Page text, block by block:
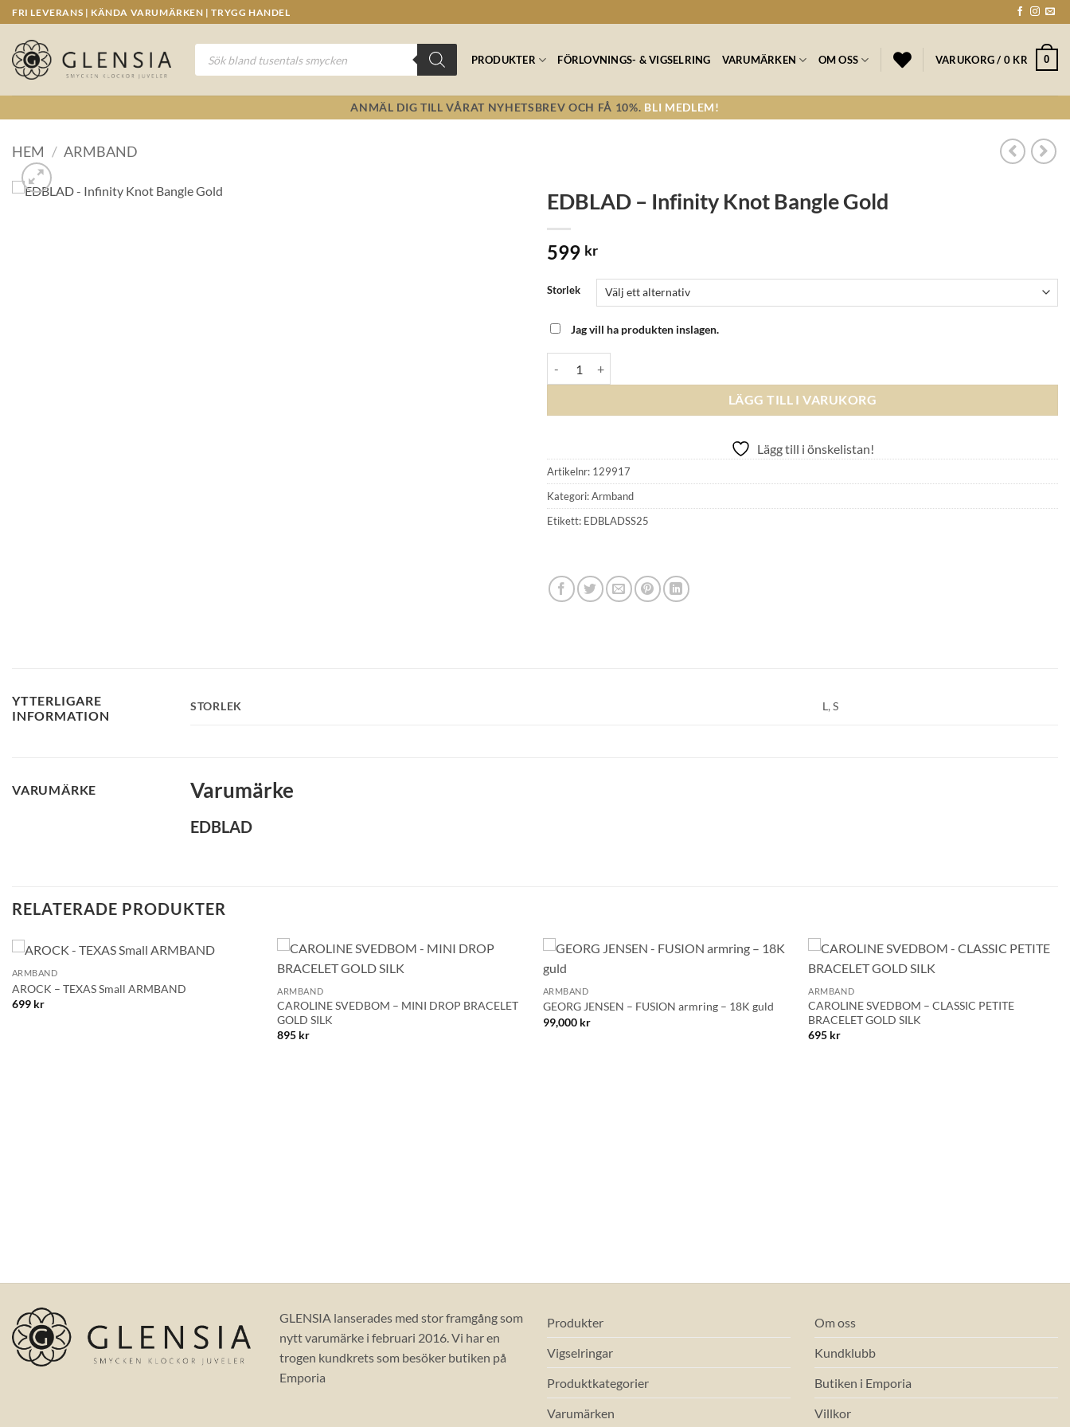
Skip
to
content
FRI LEVERANS | KÄNDA VARUMÄRKEN | TRYGG HANDEL
Produktsökning
PRODUKTER FÖRLOVNINGS- & VIGSELRING VARUMÄRKEN OM OSS VARUKORG / 0 KR 0
ANMÄL DIG TILL VÅRAT NYHETSBREV OCH FÅ 10%. BLI MEDLEM!
HEM / ARMBAND
EDBLAD – Infinity Knot Bangle Gold
599 kr
Storlek
Jag vill ha produkten inslagen.
LÄGG TILL I VARUKORG
Lägg till i önskelistan!
Artikelnr: 129917
Kategori:Armband
Etikett: EDBLADSS25
YTTERLIGARE
INFORMATION
STORLEK L ,S
VARUMÄRKE Varumärke
EDBLAD
RELATERADE PRODUKTER
+
ARMBAND
AROCK – TEXAS Small ARMBAND
699 kr
+
ARMBAND
CAROLINE SVEDBOM – MINI DROP BRACELET
GOLD SILK
895 kr
+
ARMBAND
GEORG JENSEN – FUSION armring – 18K guld
99,000 kr
+
ARMBAND
CAROLINE SVEDBOM – CLASSIC PETITE
BRACELET GOLD SILK
695 kr
GLENSIA lanserades med stor framgång som
nytt varumärke i februari 2016. Vi har en
trogen kundkrets som besöker butiken på
Emporia
Produkter
Vigselringar
Produktkategorier
Varumärken
Om oss
Kundklubb
Butiken i Emporia
Villkor